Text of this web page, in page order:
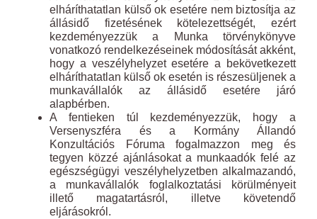
elháríthatatlan külső ok esetére nem biztosítja az
állásidő fizetésének kötelezettségét, ezért
kezdeményezzük a Munka törvénykönyve
vonatkozó rendelkezéseinek módosítását akként,
hogy a veszélyhelyzet esetére a bekövetkezett
elháríthatatlan külső ok esetén is részesüljenek a
munkavállalók az állásidő esetére járó
alapbérben.
A fentieken túl kezdeményezzük, hogy a
Versenyszféra és a Kormány Állandó
Konzultációs Fóruma fogalmazzon meg és
tegyen közzé ajánlásokat a munkaadók felé az
egészségügyi veszélyhelyzetben alkalmazandó,
a munkavállalók foglalkoztatási körülményeit
illető magatartásról, illetve követendő
eljárásokról.